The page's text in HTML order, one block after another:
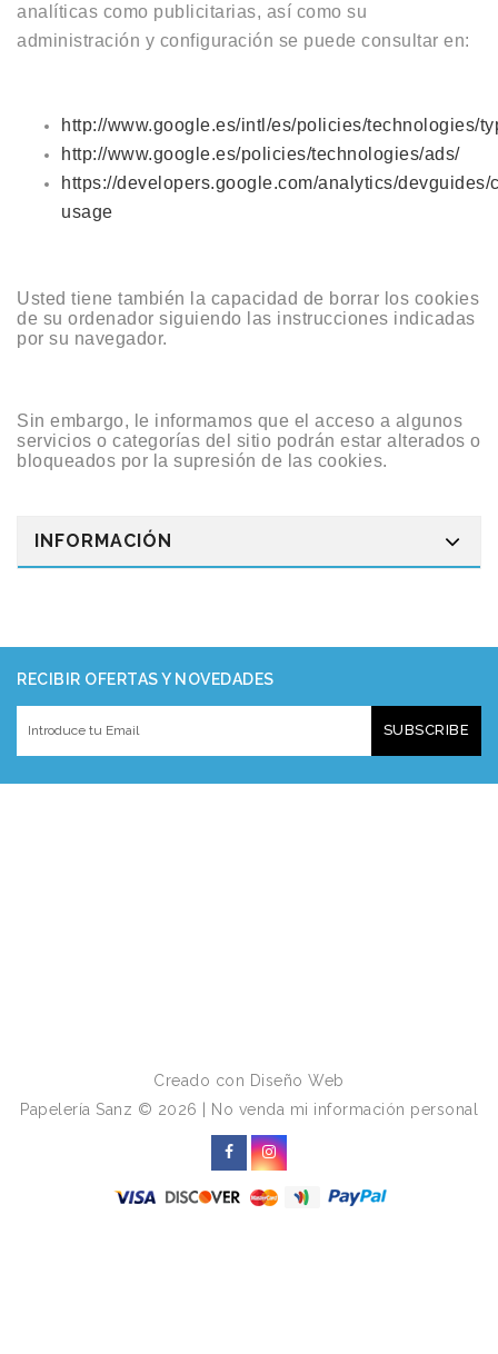
analíticas como publicitarias, así como su
administración y configuración se puede consultar en:
http://www.google.es/intl/es/policies/technologies/
http://www.google.es/policies/technologies/ads/
https://developers.google.com/analytics/
usage
Usted tiene también la capacidad de borrar los cookies
de su ordenador siguiendo las instrucciones indicadas
por su navegador.
Sin embargo, le informamos que el acceso a algunos
servicios o categorías del sitio podrán estar alterados o
bloqueados por la supresión de las cookies.
INFORMACIÓN
RECIBIR OFERTAS Y NOVEDADES
SUBSCRIBE
Creado con Diseño Web
Papelería Sanz © 2026
No venda mi información personal